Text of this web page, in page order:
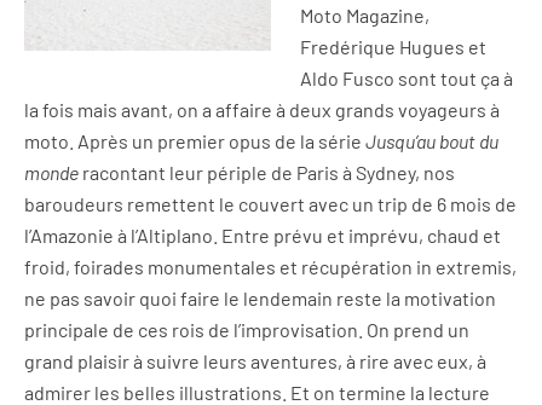
Moto Magazine,
Fredérique Hugues et
Aldo Fusco sont tout ça à
la fois mais avant, on a affaire à deux grands voyageurs à
moto. Après un premier opus de la série Jusqu’au bout du
monde racontant leur périple de Paris à Sydney, nos
baroudeurs remettent le couvert avec un trip de 6 mois de
l’Amazonie à l’Altiplano. Entre prévu et imprévu, chaud et
froid, foirades monumentales et récupération in extremis,
ne pas savoir quoi faire le lendemain reste la motivation
principale de ces rois de l’improvisation. On prend un
grand plaisir à suivre leurs aventures, à rire avec eux, à
admirer les belles illustrations. Et on termine la lecture